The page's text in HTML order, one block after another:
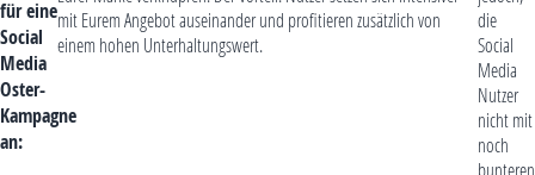
für eine
Social
Media
Oster-
Kampagne
an:
mit Eurem Angebot auseinander und profitieren zusätzlich von
einem hohen Unterhaltungswert.
die
Social
Media
Nutzer
nicht mit
noch
bunteren